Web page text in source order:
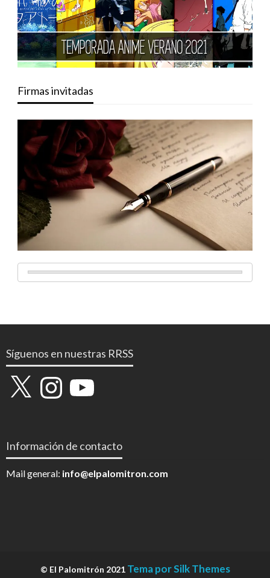
Firmas invitadas
Síguenos en nuestras RRSS
X InstagramYouTube
Información de contacto
Mail general: info@elpalomitron.com
© El Palomitrón 2021 Tema por Silk Themes